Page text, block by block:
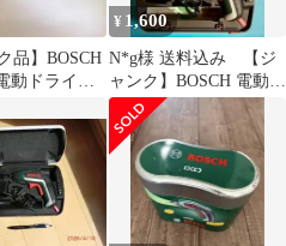
品】BOSCH
動ドライバ
電器
¥ 1,600
N*g様 送料込み 【ジ
ャンク】BOSCH 電動ド
ライバードリル 部品
とりにどう